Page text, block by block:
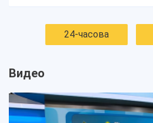
24-часова
Видео